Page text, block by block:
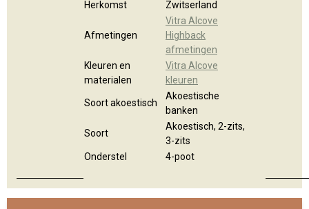
Herkomst
Zwitserland
Afmetingen
Vitra Alcove
Highback
afmetingen
Kleuren en
materialen
Vitra Alcove
kleuren
Soort akoestisch
Akoestische
banken
Soort
Akoestisch, 2-zits,
3-zits
Onderstel
4-poot